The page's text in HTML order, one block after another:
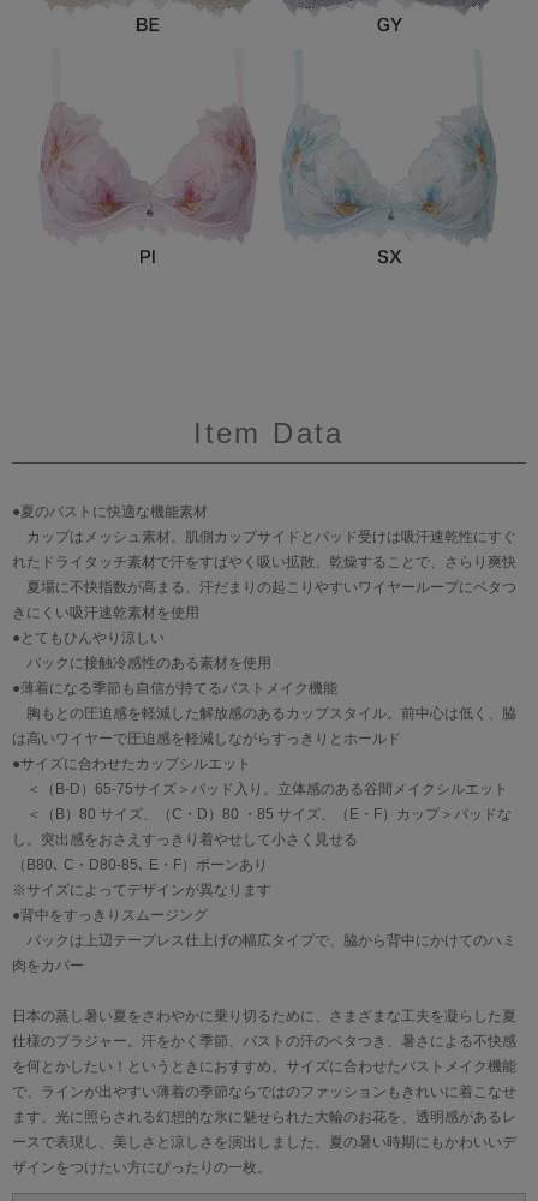
Item Data
●夏のバストに快適な機能素材
カップはメッシュ素材。肌側カップサイドとパッド受けは吸汗速乾性にすぐ
れたドライタッチ素材で汗をすばやく吸い拡散、乾燥することで、さらり爽快
夏場に不快指数が高まる、汗だまりの起こりやすいワイヤーループにベタつ
きにくい吸汗速乾素材を使用
●とてもひんやり涼しい
バックに接触冷感性のある素材を使用
●薄着になる季節も自信が持てるバストメイク機能
胸もとの圧迫感を軽減した解放感のあるカップスタイル。前中心は低く、脇
は高いワイヤーで圧迫感を軽減しながらすっきりとホールド
●サイズに合わせたカップシルエット
＜（B-D）65-75サイズ＞パッド入り。立体感のある谷間メイクシルエット
＜（B）80 サイズ、（C・D）80 ・85 サイズ、（E・F）カップ＞パッドな
し。突出感をおさえすっきり着やせして小さく見せる
（B80､ C・D80-85､ E・F）ボーンあり
※サイズによってデザインが異なります
●背中をすっきりスムージング
バックは上辺テープレス仕上げの幅広タイプで、脇から背中にかけてのハミ
肉をカバー
日本の蒸し暑い夏をさわやかに乗り切るために、さまざまな工夫を凝らした夏
仕様のブラジャー。汗をかく季節、バストの汗のベタつき、暑さによる不快感
を何とかしたい！というときにおすすめ。サイズに合わせたバストメイク機能
で、ラインが出やすい薄着の季節ならではのファッションもきれいに着こなせ
ます。光に照らされる幻想的な氷に魅せられた大輪のお花を、透明感があるレ
ースで表現し、美しさと涼しさを演出しました。夏の暑い時期にもかわいいデ
ザインをつけたい方にぴったりの一枚。